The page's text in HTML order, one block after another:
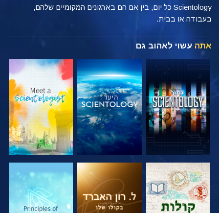
Scientology כל יום, בין אם הם בארגונים המקומיים שלהם,
בעבודה או בבית.
אתה עשוי לאהוב גם
בדוק את הסדרה בדוק את הסדרה בדוק את הסדרה